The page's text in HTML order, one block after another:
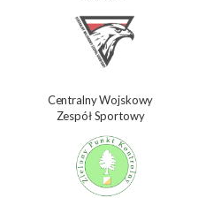
Centralny Wojskowy
Zespół Sportowy